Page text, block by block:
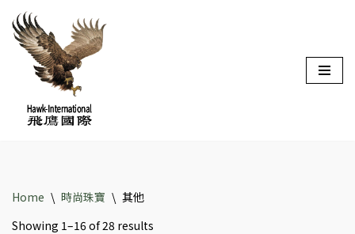
Skip
content
Home \ 時尚珠寶 \ 其他
Showing 1–16 of 28 results